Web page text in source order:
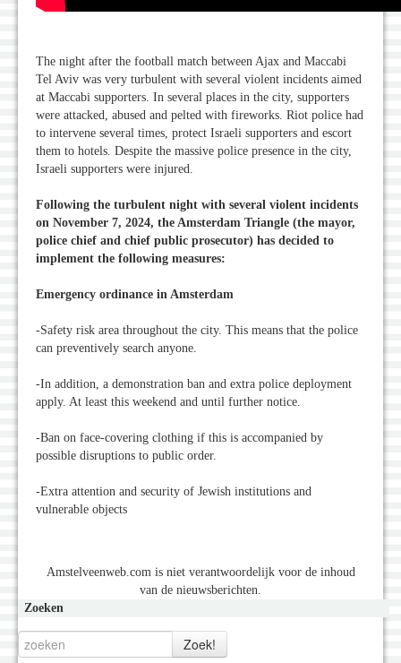
The night after the football match between Ajax and Maccabi
Tel Aviv was very turbulent with several violent incidents aimed
at Maccabi supporters. In several places in the city, supporters
were attacked, abused and pelted with fireworks. Riot police had
to intervene several times, protect Israeli supporters and escort
them to hotels. Despite the massive police presence in the city,
Israeli supporters were injured.
Following the turbulent night with several violent incidents
on November 7, 2024, the Amsterdam Triangle (the mayor,
police chief and chief public prosecutor) has decided to
implement the following measures:
Emergency ordinance in Amsterdam
-Safety risk area throughout the city. This means that the police
can preventively search anyone.
-In addition, a demonstration ban and extra police deployment
apply. At least this weekend and until further notice.
-Ban on face-covering clothing if this is accompanied by
possible disruptions to public order.
-Extra attention and security of Jewish institutions and
vulnerable objects
Amstelveenweb.com is niet verantwoordelijk voor de inhoud
van de nieuwsberichten.
Zoeken